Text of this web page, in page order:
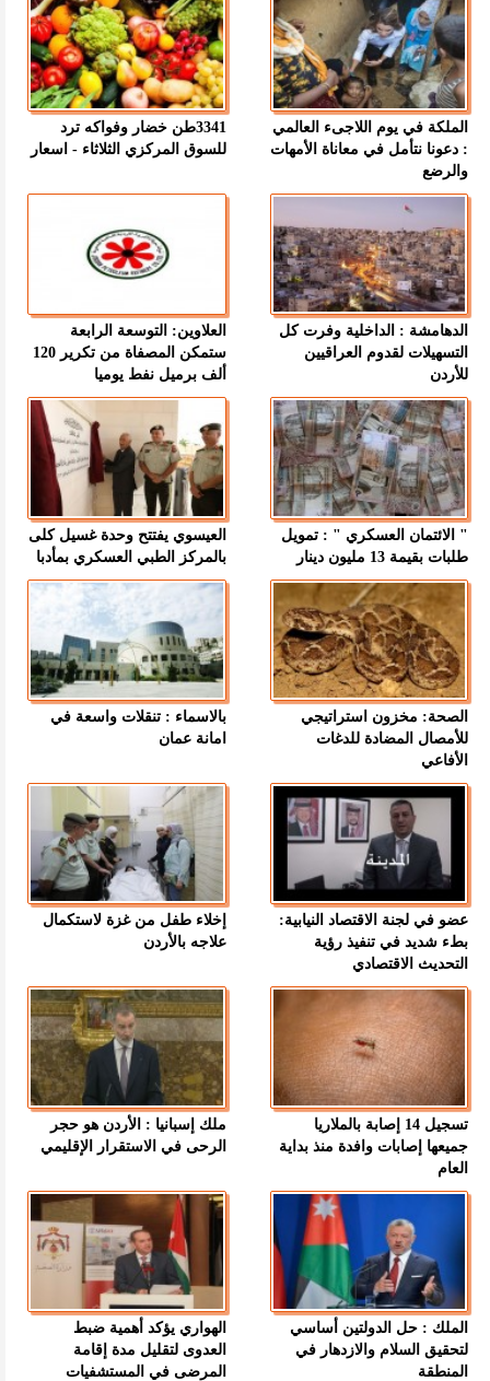
الملكة في يوم اللاجىء العالمي
: دعونا نتأمل في معاناة الأمهات
والرضع
3341طن خضار وفواكه ترد
للسوق المركزي الثلاثاء - اسعار
الدهامشة : الداخلية وفرت كل
التسهيلات لقدوم العراقيين
للأردن
العلاوين: التوسعة الرابعة
ستمكن المصفاة من تكرير 120
ألف برميل نفط يوميا
" الائتمان العسكري " : تمويل
طلبات بقيمة 13 مليون دينار
العيسوي يفتتح وحدة غسيل كلى
بالمركز الطبي العسكري بمأدبا
الصحة: مخزون استراتيجي
للأمصال المضادة للدغات
الأفاعي
بالاسماء : تنقلات واسعة في
امانة عمان
عضو في لجنة الاقتصاد النيابية:
بطء شديد في تنفيذ رؤية
التحديث الاقتصادي
إخلاء طفل من غزة لاستكمال
علاجه بالأردن
تسجيل 14 إصابة بالملاريا
جميعها إصابات وافدة منذ بداية
العام
ملك إسبانيا : الأردن هو حجر
الرحى في الاستقرار الإقليمي
الملك : حل الدولتين أساسي
لتحقيق السلام والازدهار في
المنطقة
الهواري يؤكد أهمية ضبط
العدوى لتقليل مدة إقامة
المرضى في المستشفيات